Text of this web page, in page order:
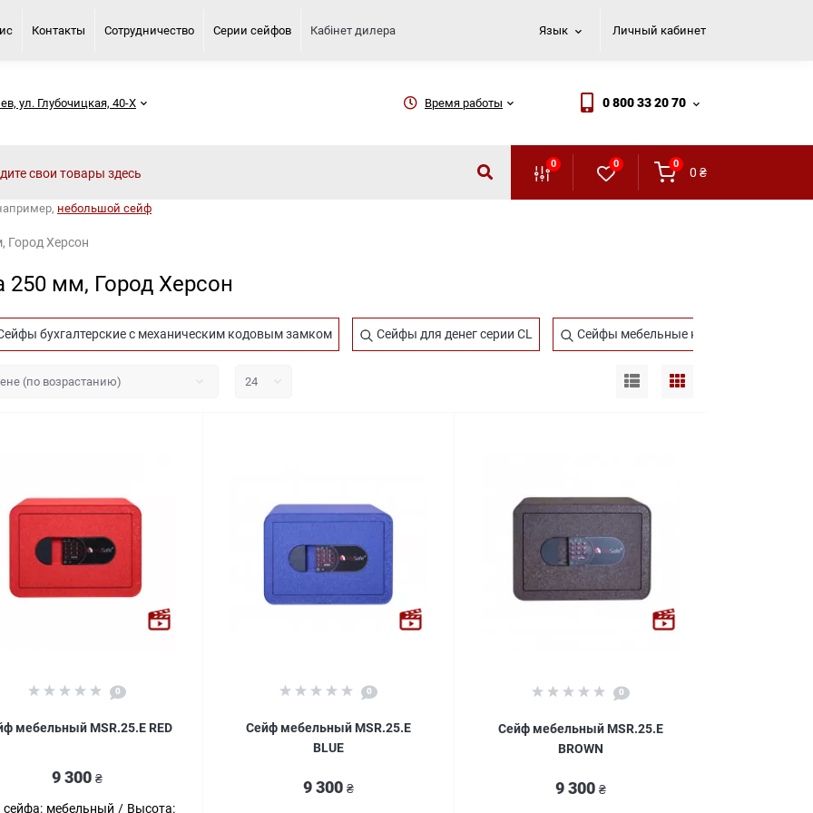
Контакты Сотрудничество Серии сейфов Кабінет дилера Язык Личный кабинет
ул. Глубочицкая, 40-Х Время работы 0 800 33 20 70
0 0 0
0 ₴
небольшой сейф
Город Херсон
мм, Город Херсон
бухгалтерские с механическим кодовым замком Сейфы для денег серии CL Сейфы мебельные на 4 единицы
0
мебельный MSR.25.Е RED
9 300 ₴
сейфа: мебельный
Высота:
0
Сейф мебельный MSR.25.Е
BLUE
9 300₴
0
Сейф мебельный MSR.25.Е
BROWN
9 300₴